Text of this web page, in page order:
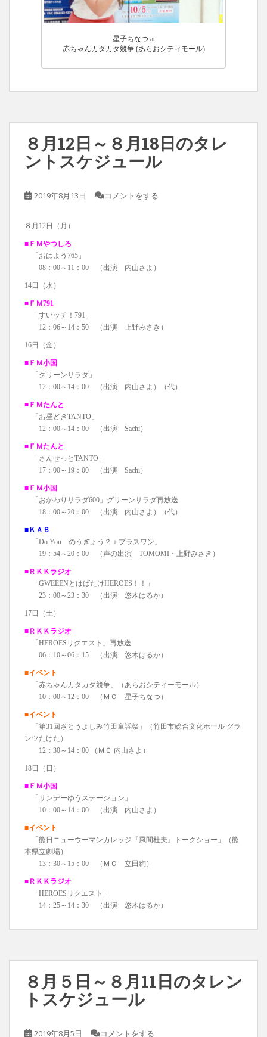
星子ちなつ at
赤ちゃんカタカタ競争 (あらおシティモール)
８月12日～８月18日のタレ
ントスケジュール
2019年8月13日 コメントをする
８月12日（月）
■ＦＭやつしろ
「おはよう765」
08：00～11：00 （出演 内山さよ）
14日（水）
■ＦＭ791
「すいッチ！791」
12：06～14：50 （出演 上野みさき）
16日（金）
■ＦＭ小国
「グリーンサラダ」
12：00～14：00 （出演 内山さよ）（代）
■ＦＭたんと
「お昼どきTANTO」
12：00～14：00 （出演 Sachi）
■ＦＭたんと
「さんせっとTANTO」
17：00～19：00 （出演 Sachi）
■ＦＭ小国
「おかわりサラダ600」グリーンサラダ再放送
18：00～20：00 （出演 内山さよ）（代）
■ＫＡＢ
「Do You のうぎょう？＋プラスワン」
19：54～20：00 （声の出演 TOMOMI・上野みさき）
■ＲＫＫラジオ
「GWEEENとはばたけHEROES！！」
23：00～23：30 （出演 悠木はるか）
17日（土）
■ＲＫＫラジオ
「HEROESリクエスト」再放送
06：10～06：15 （出演 悠木はるか）
■イベント
「赤ちゃんカタカタ競争」（あらおシティーモール）
10：00～12：00 （ＭＣ 星子ちなつ）
■イベント
「第31回さとうよしみ竹田童謡祭」（竹田市総合文化ホール グラ
ンツたけた）
12：30～14：00 （ＭＣ 内山さよ）
18日（日）
■ＦＭ小国
「サンデーゆうステーション」
10：00～14：00 （出演 内山さよ）
■イベント
「熊日ニューウーマンカレッジ『風間杜夫』トークショー」（熊
本県立劇場）
13：30～15：00 （ＭＣ 立田絢）
■ＲＫＫラジオ
「HEROESリクエスト」
14：25～14：30 （出演 悠木はるか）
８月５日～８月11日のタレン
トスケジュール
2019年8月5日 コメントをする